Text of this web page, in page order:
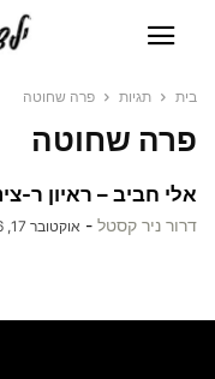
בית תגיות פרה שחוטה
פרה שחוטה
אלי חביב – ראיון ר-
דרור ניר קסטל - אוקטובר 17, 2016